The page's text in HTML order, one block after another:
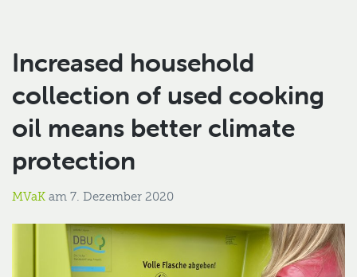
Increased household
collection of used cooking
oil means better climate
protection
MVaK am 7. Dezember 2020